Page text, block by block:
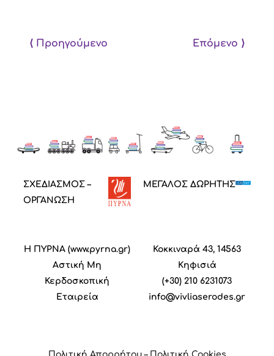
⟨ Προηγούμενο Επόμενο ⟩
Η ΠΥΡΝΑ (www.pyrna.gr)
Αστική Mη
Κερδοσκοπική
Εταιρεία
Κοκκιναρά 43, 14563
Κηφισιά
(+30) 210 6231073
info@vivliaserodes.gr
ΣΧΕΔΙΑΣΜΟΣ –
ΟΡΓΑΝΩΣΗ
ΜΕΓΑΛΟΣ ΔΩΡΗΤΗΣ